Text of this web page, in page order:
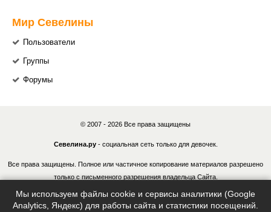
Мир Севелины
Пользователи
Группы
Форумы
© 2007 - 2026 Все права защищены
Севелина.ру- социальная сеть только для девочек.
Все права защищены. Полное или частичное копирование материалов разрешено
только с письменного разрешения владельца Сайта.
В случае обнаружения нарушений, виновные лица могут быть привлечены к
ответственности в соответствии с действующим законодательством Российской
Мы используем файлы cookie и сервисы аналитики (Google
Analytics, Яндекс) для работы сайта и статистики посещений.